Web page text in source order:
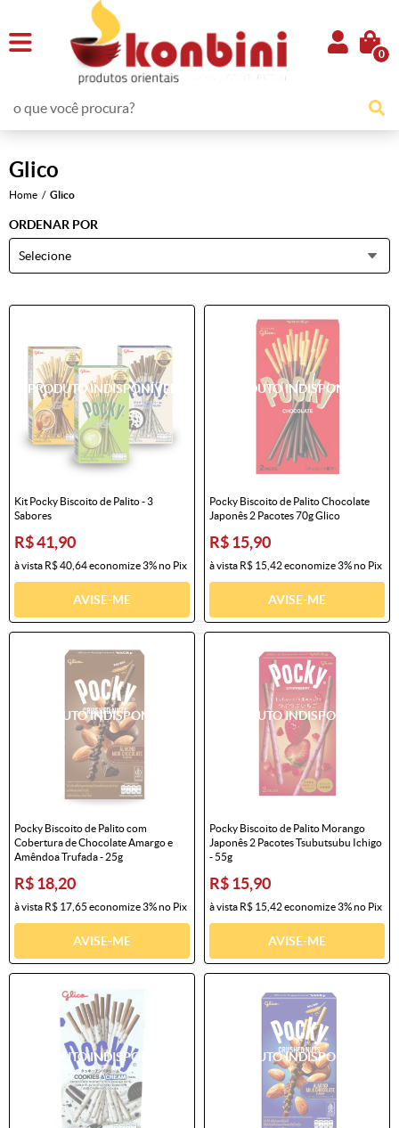
0
Glico
Home Glico
ORDENAR POR
Selecione
Kit Pocky Biscoito de Palito - 3
Sabores
R$ 41,90
à vista R$ 40,64economize3%no Pix
AVISE-ME
Pocky Biscoito de Palito Chocolate
Japonês 2 Pacotes 70g Glico
R$ 15,90
à vista R$ 15,42economize3%no Pix
AVISE-ME
Pocky Biscoito de Palito com
Cobertura de Chocolate Amargo e
Amêndoa Trufada - 25g
R$ 18,20
à vista R$ 17,65 economize3%no Pix
AVISE-ME
Pocky Biscoito de Palito Morango
Japonês 2 Pacotes Tsubutsubu Ichigo
- 55g
R$ 15,90
à vista R$ 15,42economize3%no Pix
AVISE-ME